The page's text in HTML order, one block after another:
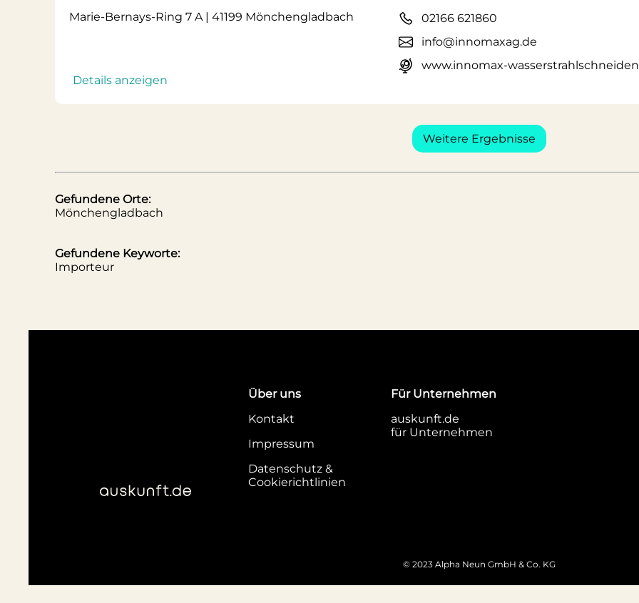
Marie-Bernays-Ring 7 A | 41199 Mönchengladbach
Details anzeigen
02166 621860
info@innomaxag.de
www.innomax-
Weitere Ergebnisse
Gefundene Orte:
Mönchengladbach
Gefundene Keyworte:
Importeur
Über uns
Kontakt
Impressum
Datenschutz &
Cookierichtlinien
Für Unternehmen
auskunft.de
für Unternehmen
© 2023 Alpha Neun GmbH & Co. KG